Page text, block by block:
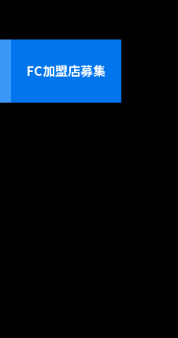
FC加盟店募集